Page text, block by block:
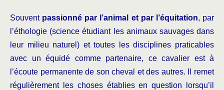
Souvent passionné par l’animal et par l’équitation, par
l’éthologie (science étudiant les animaux sauvages dans
leur milieu naturel) et toutes les disciplines praticables
avec un équidé comme partenaire, ce cavalier est à
l’écoute permanente de son cheval et des autres. Il remet
régulièrement les choses établies en question lorsqu’il